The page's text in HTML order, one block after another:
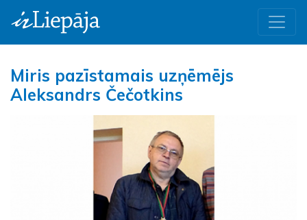
Miris pazīstamais uzņēmējs
Aleksandrs Čečotkins